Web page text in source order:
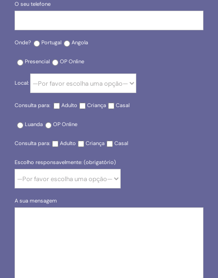
O seu telefone
Onde? Portugal Angola
Presencial OP Online
Local:
Consulta para: Adulto Criança Casal
Luanda OP Online
Consulta para: Adulto Criança Casal
Escolho responsavelmente: (obrigatório)
A sua mensagem